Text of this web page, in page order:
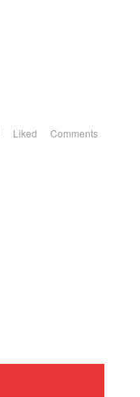
Liked Comments